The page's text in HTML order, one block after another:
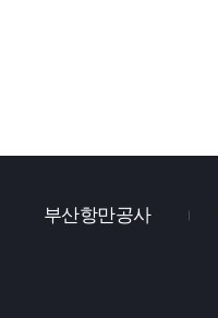
부산항만공사